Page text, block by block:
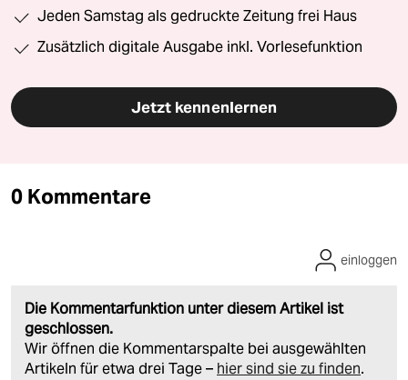
Jeden Samstag als gedruckte Zeitung frei Haus
Zusätzlich digitale Ausgabe inkl. Vorlesefunktion
Jetzt kennenlernen
0 Kommentare
Die Kommentarfunktion unter diesem Artikel ist
geschlossen.
Wir öffnen die Kommentarspalte bei ausgewählten
Artikeln für etwa drei Tage – hier sind sie zu finden.
einloggen